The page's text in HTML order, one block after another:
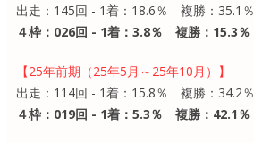
出走：145回 - 1着：18.6％ 複勝：35.1％
４枠：026回 - 1着：3.8％ 複勝：15.3％
【25年前期（25年5月～25年10月）】
出走：114回 - 1着：15.8％ 複勝：34.2％
４枠：019回 - 1着：5.3％ 複勝：42.1％